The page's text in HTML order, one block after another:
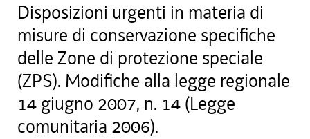
Disposizioni urgenti in materia di
misure di conservazione specifiche
delle Zone di protezione speciale
(ZPS). Modifiche alla legge regionale
14 giugno 2007, n. 14 (Legge
comunitaria 2006).